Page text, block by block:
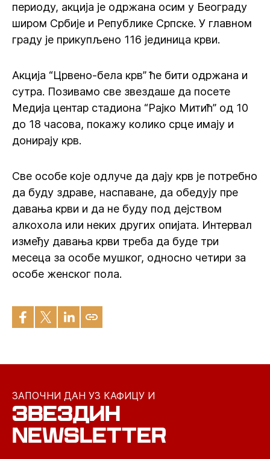
периоду, акција је одржана осим у Београду
широм Србије и Републике Српске. У главном
граду је прикупљено 116 јединица крви.
Акција “Црвено-бела крв” ће бити одржана и
сутра. Позивамо све звездаше да посете
Медија центар стадиона “Рајко Митић” од 10
до 18 часова, покажу колико срце имају и
донирају крв.
Све особе које одлуче да дају крв је потребно
да буду здраве, наспаване, да обедују пре
давања крви и да не буду под дејством
алкохола или неких других опијата. Интервал
између давања крви треба да буде три
месеца за особе мушког, односно четири за
особе женског пола.
ЗАПОЧНИ ДАН УЗ КАФИЦУ И
ЗВЕЗДИН
NEWSLETTER